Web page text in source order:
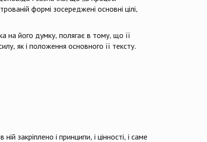
формі зосереджені основні цілі,
на його думку, полягає в тому, що її
як і положення основного її тексту.
закріплено і принципи, і цінності, і саме